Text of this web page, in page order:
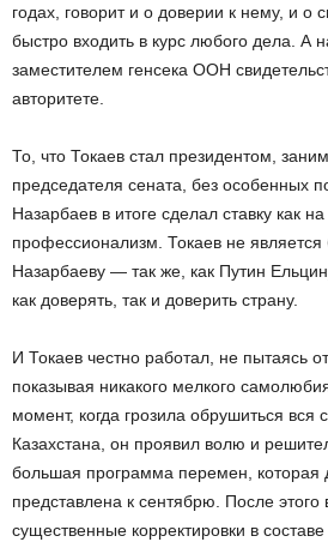
годах, говорит и о доверии к нему, и о
быстро входить в курс любого дела. А
заместителем генсека ООН
авторитете.
То, что Токаев стал президентом,
председателя сената, без особенных
Назарбаев в итоге сделал ставку как
профессионализм. Токаев не является
Назарбаеву — так же, как Путин
как доверять, так и доверить страну.
И Токаев честно работал, не пытаясь
показывая никакого мелкого
момент, когда грозила обрушиться вся
Казахстана, он проявил волю и
большая программа перемен, которая
представлена к сентябрю. После
существенные корректировки в